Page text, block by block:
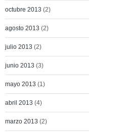
octubre 2013 (2)
agosto 2013 (2)
julio 2013 (2)
junio 2013 (3)
mayo 2013 (1)
abril 2013 (4)
marzo 2013 (2)